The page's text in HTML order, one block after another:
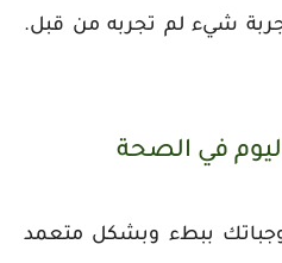
شيء لم تجربه من قبل.
في الصحة
وجباتك ببطء وبشكل متعمد